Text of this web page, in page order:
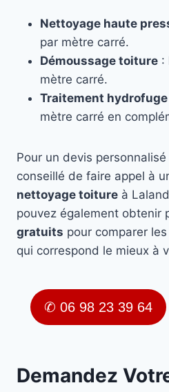
Nettoyage haute
par mètre carré.
Démoussage toiture :
mètre carré.
Traitement hydrofuge
mètre carré en
Pour un devis
conseillé de faire appel à
nettoyage toiture à
pouvez également obtenir
gratuits pour comparer
qui correspond le mieux à
✆ 06 98 23 39 64
Demandez